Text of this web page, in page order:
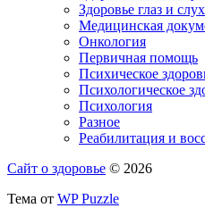
Здоровье глаз и
Медицинская
Онкология
Первичная помощь
Психическое
Психологическое
Психология
Разное
Реабилитация и
Сайт о здоровье © 2026
Тема от WP Puzzle